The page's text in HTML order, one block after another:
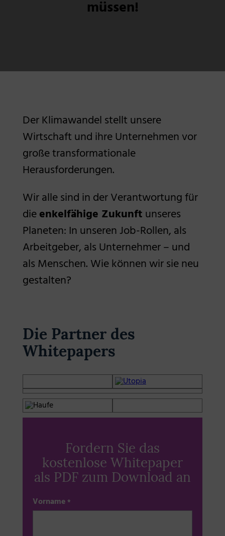
müssen!
Der Klimawandel stellt unsere
Wirtschaft und ihre Unternehmen vor
große transformationale
Herausforderungen.
Wir alle sind in der Verantwortung für
dieenkelfähige Zukunft unseres
Planeten: In unseren Job-Rollen, als
Arbeitgeber, als Unternehmer – und
als Menschen. Wie können wir sie neu
gestalten?
Die Partner des
Whitepapers
Fordern Sie das
kostenlose Whitepaper
als PDF zum Download an
Vorname*